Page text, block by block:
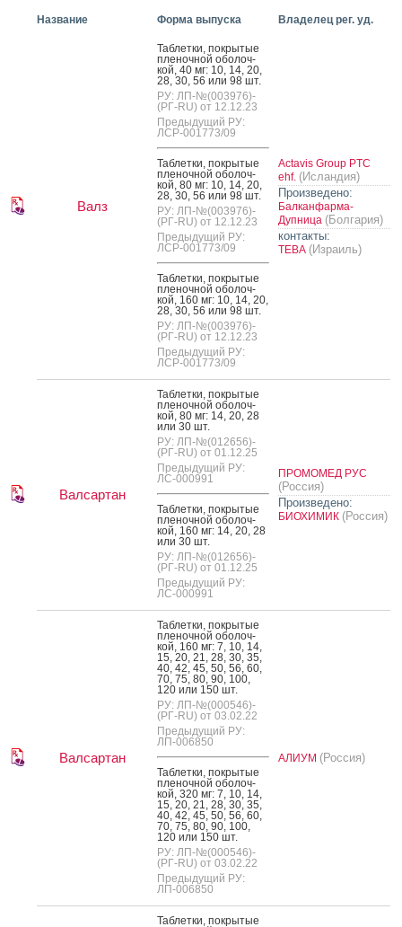
Название Форма выпуска Владелец рег. уд.
Валз
Таб­летки, пок­ры­тые
пле­ноч­ной обо­лоч­
кой, 40 мг: 10, 14, 20,
28, 30, 56 или 98 шт.
РУ: ЛП-№(003976)-
(РГ-RU) от 12.12.23
Предыдущий РУ:
ЛСР-001773/09
Таб­летки, пок­ры­тые
пле­ноч­ной обо­лоч­
кой, 80 мг: 10, 14, 20,
28, 30, 56 или 98 шт.
РУ: ЛП-№(003976)-
(РГ-RU) от 12.12.23
Предыдущий РУ:
ЛСР-001773/09
Таб­летки, пок­ры­тые
пле­ноч­ной обо­лоч­
кой, 160 мг: 10, 14, 20,
28, 30, 56 или 98 шт.
РУ: ЛП-№(003976)-
(РГ-RU) от 12.12.23
Предыдущий РУ:
ЛСР-001773/09
Actavis Group PTC
ehf. (Исландия)
Произведено:
Балканфарма-
Дупница (Болгария)
контакты:
ТЕВА (Израиль)
Валсартан
Таб­летки, пок­ры­тые
пле­ноч­ной обо­лоч­
кой, 80 мг: 14, 20, 28
или 30 шт.
РУ: ЛП-№(012656)-
(РГ-RU) от 01.12.25
Предыдущий РУ:
ЛС-000991
Таб­летки, пок­ры­тые
пле­ноч­ной обо­лоч­
кой, 160 мг: 14, 20, 28
или 30 шт.
РУ: ЛП-№(012656)-
(РГ-RU) от 01.12.25
Предыдущий РУ:
ЛС-000991
ПРОМОМЕД РУС
(Россия)
Произведено:
БИОХИМИК (Россия)
Валсартан
Таб­летки, пок­ры­тые
пле­ноч­ной обо­лоч­
кой, 160 мг: 7, 10, 14,
15, 20, 21, 28, 30, 35,
40, 42, 45, 50, 56, 60,
70, 75, 80, 90, 100,
120 или 150 шт.
РУ: ЛП-№(000546)-
(РГ-RU) от 03.02.22
Предыдущий РУ:
ЛП-006850
Таб­летки, пок­ры­тые
пле­ноч­ной обо­лоч­
кой, 320 мг: 7, 10, 14,
15, 20, 21, 28, 30, 35,
40, 42, 45, 50, 56, 60,
70, 75, 80, 90, 100,
120 или 150 шт.
РУ: ЛП-№(000546)-
(РГ-RU) от 03.02.22
Предыдущий РУ:
ЛП-006850
АЛИУМ (Россия)
Таб­летки, пок­ры­тые